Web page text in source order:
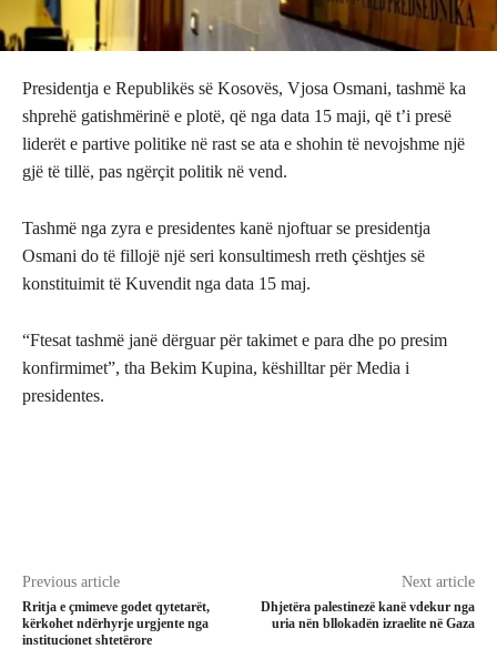
Presidentja e Republikës së Kosovës, Vjosa Osmani, tashmë ka
shprehë gatishmërinë e plotë, që nga data 15 maji, që t’i presë
liderët e partive politike në rast se ata e shohin të nevojshme një
gjë të tillë, pas ngërçit politik në vend.
Tashmë nga zyra e presidentes kanë njoftuar se presidentja
Osmani do të fillojë një seri konsultimesh rreth çështjes së
konstituimit të Kuvendit nga data 15 maj.
“Ftesat tashmë janë dërguar për takimet e para dhe po presim
konfirmimet”, tha Bekim Kupina, këshilltar për Media i
presidentes.
Previous article
​Rritja e çmimeve godet qytetarët,
kërkohet ndërhyrje urgjente nga
institucionet shtetërore
Next article
Dhjetëra palestinezë kanë vdekur nga
uria nën bllokadën izraelite në Gaza